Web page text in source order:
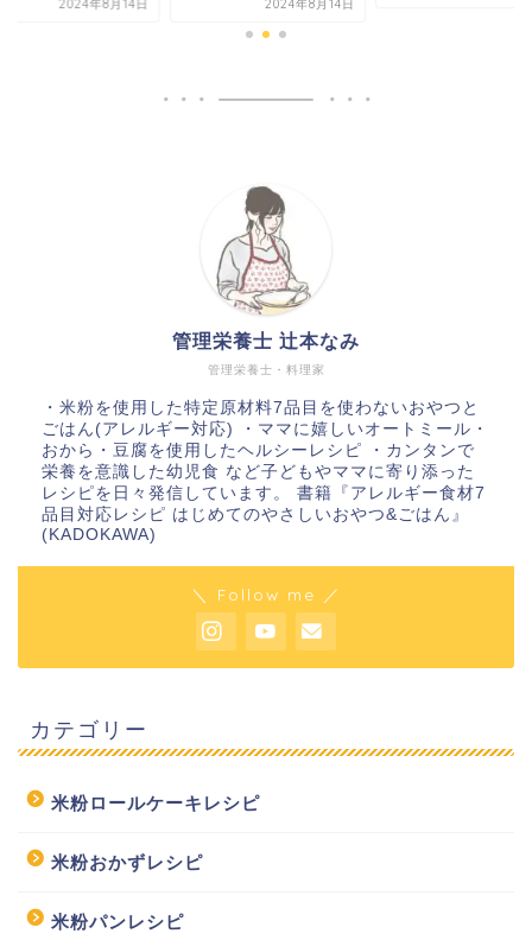
2024年8月14日
管理栄養士・料理家
管理栄養士 辻本なみ
・米粉を使用した特定原材料7品目を使わないおやつと
ごはん(アレルギー対応) ・ママに嬉しいオートミール・
おから・豆腐を使用したヘルシーレシピ ・カンタンで
栄養を意識した幼児食 など子どもやママに寄り添った
レシピを日々発信しています。 書籍『アレルギー食材7
品目対応レシピ はじめてのやさしいおやつ&ごはん』
(KADOKAWA)
＼ Follow me ／
カテゴリー
米粉ロールケーキレシピ
米粉おかずレシピ
米粉パンレシピ